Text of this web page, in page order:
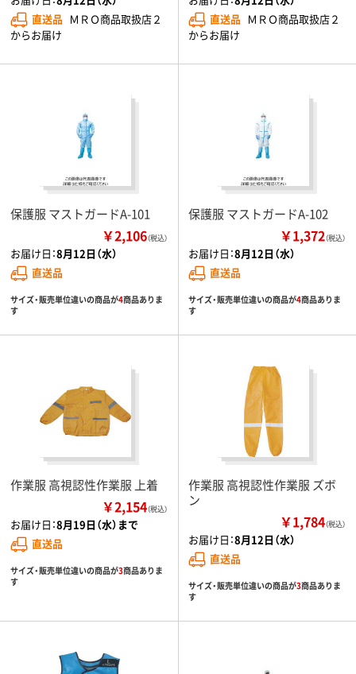
直送品 ＭＲＯ商品取扱店２
からお届け
直送品 ＭＲＯ商品取扱店２
からお届け
保護服 マストガードA-101
￥2,106（税込）
お届け日：8月12日（水）
直送品
サイズ・販売単位違いの商品が4商品ありま
す
保護服 マストガードA-102
￥1,372（税込）
お届け日：8月12日（水）
直送品
サイズ・販売単位違いの商品が4商品ありま
す
作業服 高視認性作業服 上着
￥2,154（税込）
お届け日：8月19日（水）まで
直送品
サイズ・販売単位違いの商品が3商品ありま
す
作業服 高視認性作業服 ズボ
ン
￥1,784（税込）
お届け日：8月12日（水）
直送品
サイズ・販売単位違いの商品が3商品ありま
す